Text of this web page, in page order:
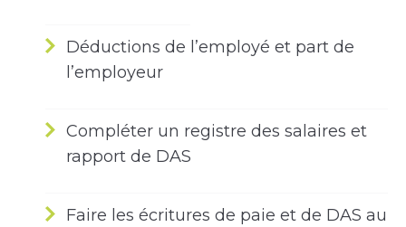
Déductions de l’employé et part de
l’employeur
Compléter un registre des salaires et
rapport de DAS
Faire les écritures de paie et de DAS au